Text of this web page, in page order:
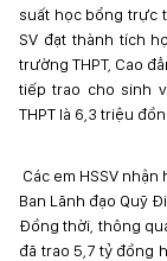
suất học bổng trực
SV đạt thành tích
trường THPT, Cao
tiếp trao cho sinh
THPT là 6,3 triệu
Các em HSSV
Ban Lãnh đạo Quỹ
Đồng thời, thông
đã trao 5,7 tỷ đồng